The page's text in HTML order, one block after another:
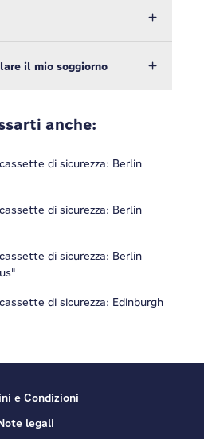
il mio soggiorno
anche:
di sicurezza: Berlin
di sicurezza: Berlin
di sicurezza: Berlin
di sicurezza: Edinburgh
e Condizioni
legali